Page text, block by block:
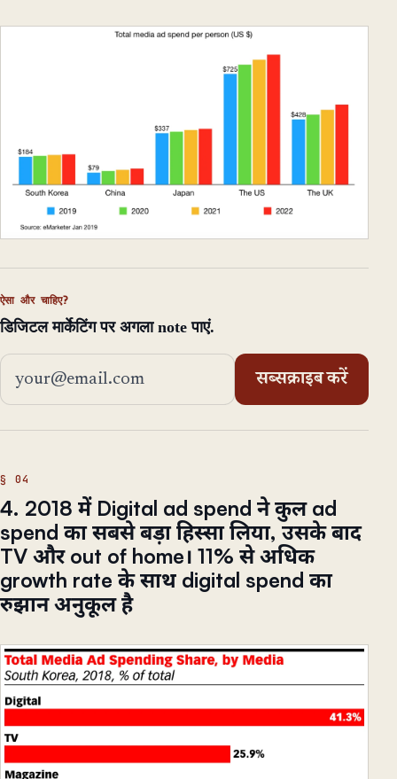
ऐसा और चाहिए?
डिजिटल मार्केटिंग पर अगला note पाएं.
ईमेल एड्रेस
सब्सक्राइब करें
4. 2018 में Digital ad spend ने कुल ad
spend का सबसे बड़ा हिस्सा लिया, उसके बाद
TV और out of home। 11% से अधिक
growth rate के साथ digital spend का
रुझान अनुकूल है